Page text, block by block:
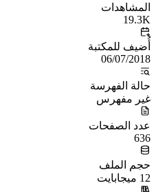
المشاهدات
19.3K
أُضيف للمكتبة
06/07/2018
حالة الفهرسة
غير مفهرس
عدد الصفحات
636
حجم الملف
12 ميجابايت